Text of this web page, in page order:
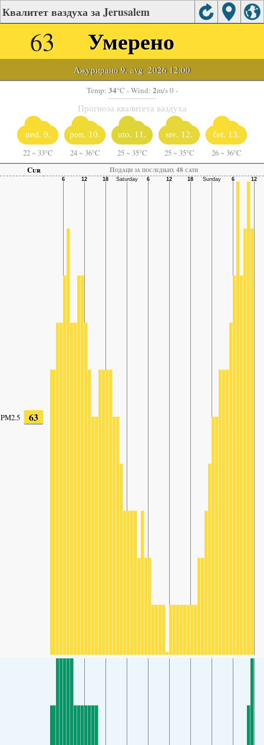
Квалитет ваздуха за Jerusalem
63 Умерено
Ажурирано 9. avg. 2026 12:00
Temp: 34°C - Wind: 2m/s 0 -
Прогноза квалитета ваздуха
ned. 9.
22 ~ 33°C
pon. 10.
24 ~ 36°C
uto. 11.
25 ~ 35°C
sre. 12.
25 ~ 35°C
čet. 13.
26 ~ 36°C
Cur
Подаци за последњих 48 сати
PM2.5 63